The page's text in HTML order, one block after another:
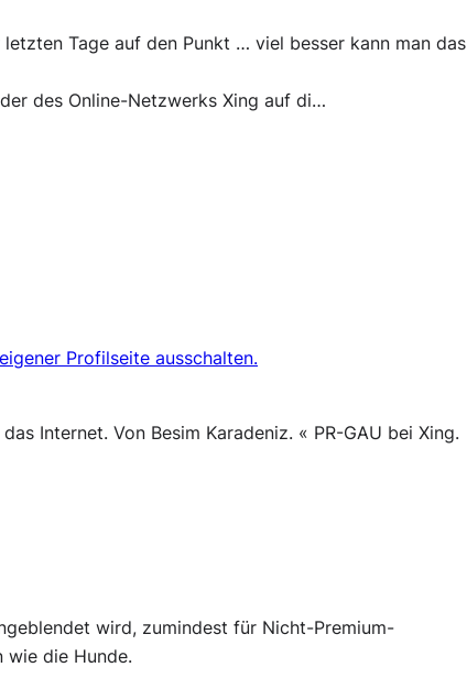
Tage auf den Punkt … viel besser kann man das
des Online-Netzwerks Xing auf di…
Profilseite ausschalten.
Internet. Von Besim Karadeniz. « PR-GAU bei Xing.
wird, zumindest für Nicht-Premium-
wie die Hunde.